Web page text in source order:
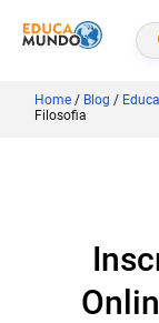
Home / Blog /
Filosofia